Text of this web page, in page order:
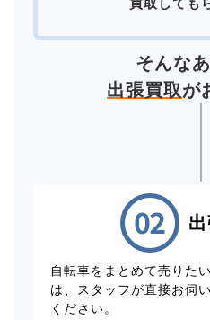
買取しても
そんな
出張買取が
自転車をまとめて売りた
は、スタッフが直接お伺
ください。